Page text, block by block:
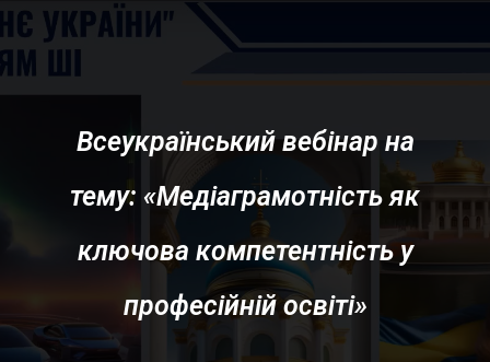
Всеукраїнський вебінар на
тему: «Медіаграмотність як
ключова компетентність у
професійній освіті»